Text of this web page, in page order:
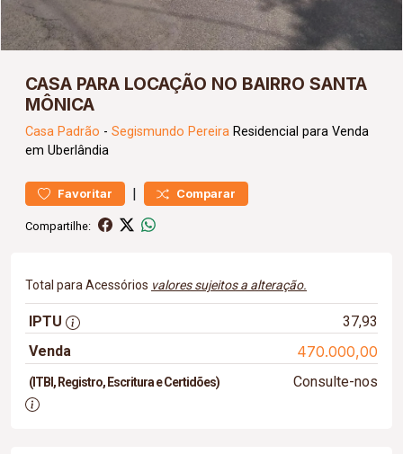
CASA PARA LOCAÇÃO NO BAIRRO SANTA
MÔNICA
Casa Padrão - Segismundo Pereira Residencial para Venda
em Uberlândia
Favoritar | Comparar
Compartilhe:
Total para Acessórios valores sujeitos a alteração.
IPTU
37,93
Venda
470.000,00
(ITBI, Registro, Escritura e Certidões) Consulte-nos